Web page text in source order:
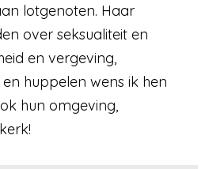
lotgenoten. Haar
over seksualiteit en
en vergeving,
huppelen wens ik hen
hun omgeving,